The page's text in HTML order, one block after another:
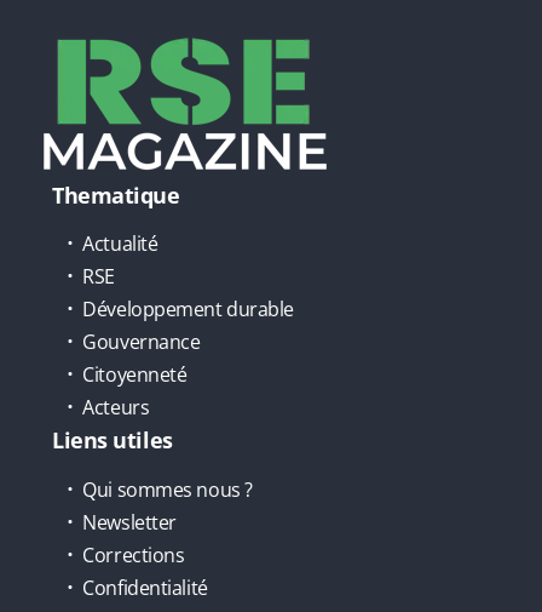
Thematique
Actualité
RSE
Développement durable
Gouvernance
Citoyenneté
Acteurs
Liens utiles
Qui sommes nous ?
Newsletter
Corrections
Confidentialité